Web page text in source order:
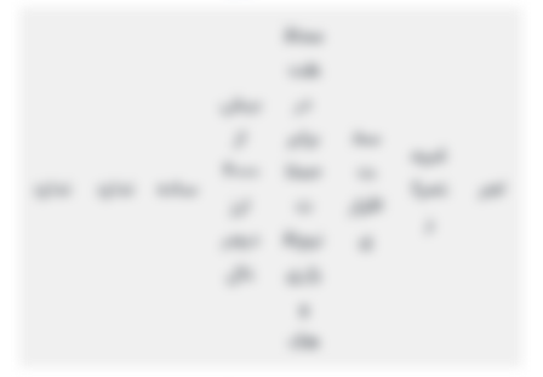
لجر
غیرم
تمرک
سخ
ت
افزار
ی
محاف
ظت
در
برابر
حملا
ت
نرم‌اف
زاری
و
هک
بیش
از
4000
ارز
دیجی
تال
ساده ندارد ندارد